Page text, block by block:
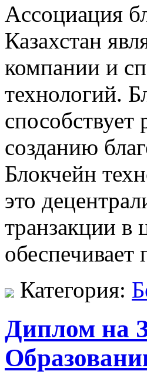
Aссoциaция
Казахстан
компании и
технологий.
созданию
Блокчейн
это
транзакции в
Категория:
Диплом на